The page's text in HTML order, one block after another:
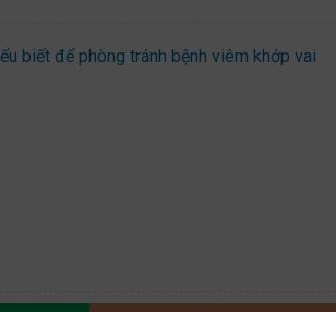
biết để phòng tránh bệnh viêm khớp vai